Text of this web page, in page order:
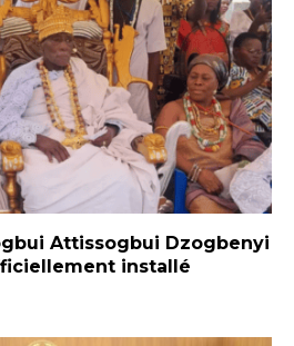
Attissogbui Dzogbenyi
installé